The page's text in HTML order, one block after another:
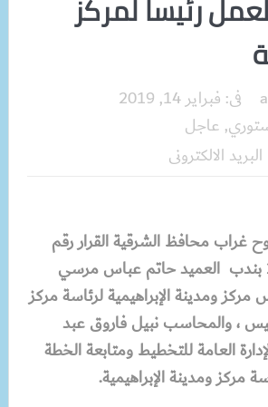
رئيسا لمركز
فى: فبراير 14, 2019
, عاجل
البريد الالكترونى
غراب محافظ الشرقيةالقرار رقم
2114 لسنة 2019 بندب العميد حاتم عباس مرسي
مركز ومدينة الإبراهيمية لرئاسة مركز
، والمحاسب نبيل فاروق عبد
العامة للتخطيط ومتابعة الخطة
مركز ومدينة الإبراهيمية.